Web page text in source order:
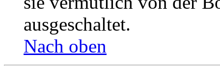
ausgeschaltet.
Nach oben